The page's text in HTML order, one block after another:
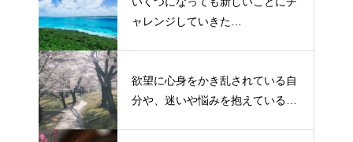
ャレンジしていきた
欲望に心身をかき乱されている自
分や、迷いや悩みを抱えているネ